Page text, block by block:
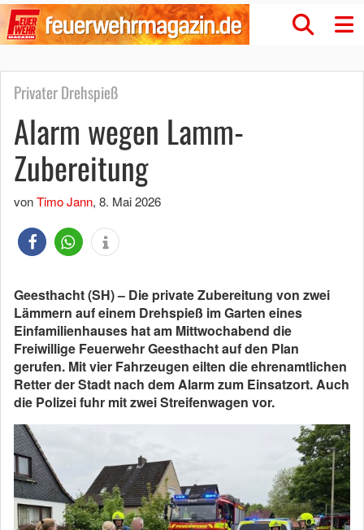
Privater Drehspieß
Alarm wegen Lamm-
Zubereitung
vonTimo Jann, 8. Mai 2026
Geesthacht (SH) – Die private Zubereitung von zwei
Lämmern auf einem Drehspieß im Garten eines
Einfamilienhauses hat am Mittwochabend die
Freiwillige Feuerwehr Geesthacht auf den Plan
gerufen. Mit vier Fahrzeugen eilten die ehrenamtlichen
Retter der Stadt nach dem Alarm zum Einsatzort. Auch
die Polizei fuhr mit zwei Streifenwagen vor.